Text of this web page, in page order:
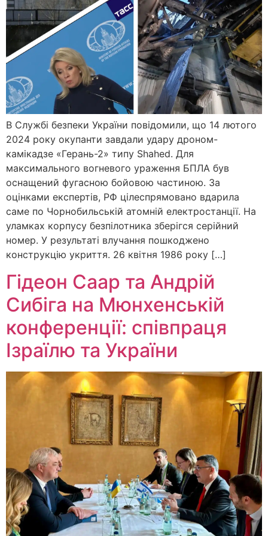
В Службі безпеки України повідомили, що 14 лютого
2024 року окупанти завдали удару дроном-
камікадзе «Герань-2» типу Shahed. Для
максимального вогневого ураження БПЛА був
оснащений фугасною бойовою частиною. За
оцінками експертів, РФ цілеспрямовано вдарила
саме по Чорнобильській атомній електростанції. На
уламках корпусу безпілотника зберігся серійний
номер. У результаті влучання пошкоджено
конструкцію укриття. 26 квітня 1986 року […]
Гідеон Саар та Андрій
Сибіга на Мюнхенській
конференції: співпраця
Ізраїлю та України